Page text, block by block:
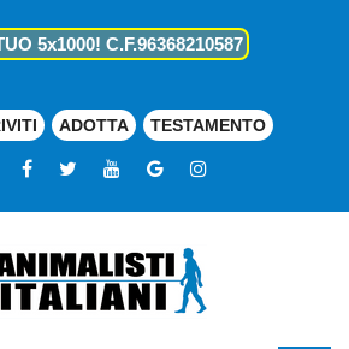
5x1000! C.F.96368210587
ADOTTA TESTAMENTO